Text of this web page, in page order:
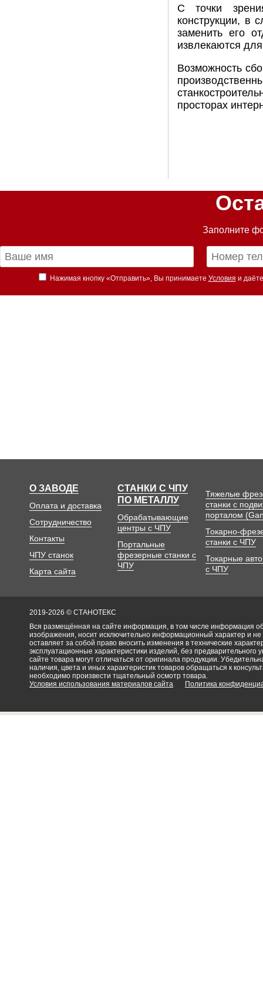
С точки
конструкции, в
заменить его
извлекаются
Возможность
просторах
Заполните
Нажимая кнопку «Отправить», Вы принимаете Условия и
О ЗАВОДЕ
Оплата и доставка
Сотрудничество
Контакты
ЧПУ станок
Карта сайта
СТАНКИ С ЧПУ
ПО МЕТАЛЛУ
Обрабатывающие
центры с ЧПУ
Портальные
фрезерные станки с
ЧПУ
Тяжелые
станки с
порталом
Токарно-
станки с ЧПУ
Токарные
с ЧПУ
2019-2026 © СТАНОТЕКС
Вся размещённая на сайте информация, в том числе информация об
изображения, носит исключительно информационный характер и
оставляет за собой право вносить изменения в технические
эксплуатационные характеристики изделий, без
сайте товара могут отличаться от оригинала продукции.
наличия, цвета и иных характеристик товаров обращаться к
необходимо произвести тщательный осмотр товара.
Условия использования материалов сайта
Политика